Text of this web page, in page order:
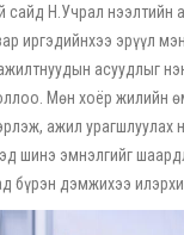
сайд Н.Учрал нээлтийн
иргэдийнхээ эрүүл
асуудлыг
Мөн хоёр жилийн
ажил урагшлуулах
шинэ эмнэлгийг
бүрэн дэмжихээ